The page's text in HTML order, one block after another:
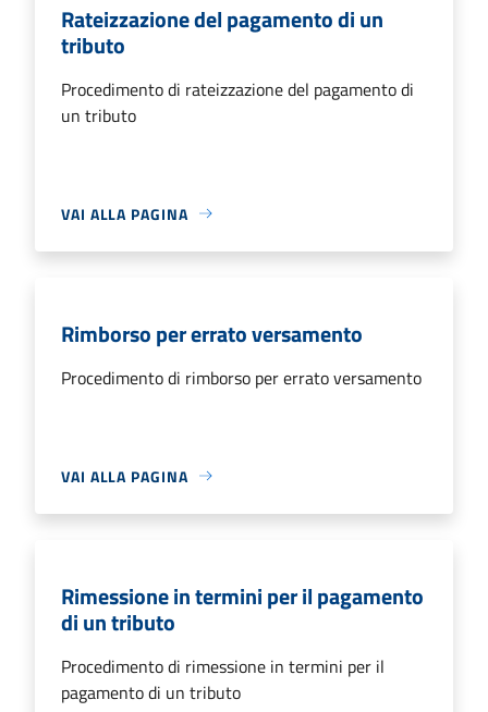
Rateizzazione del pagamento di un
tributo
Procedimento di rateizzazione del pagamento di
un tributo
VAI ALLA PAGINA
Rimborso per errato versamento
Procedimento di rimborso per errato versamento
VAI ALLA PAGINA
Rimessione in termini per il pagamento
di un tributo
Procedimento di rimessione in termini per il
pagamento di un tributo